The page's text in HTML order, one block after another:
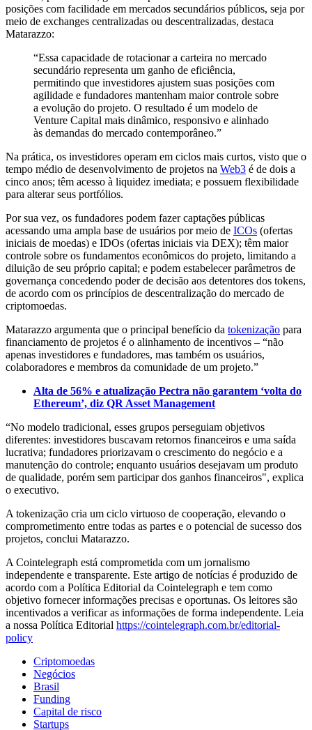
posições com facilidade em mercados secundários públicos, seja por
meio de exchanges centralizadas ou descentralizadas, destaca
Matarazzo:
“Essa capacidade de rotacionar a carteira no mercado
secundário representa um ganho de eficiência,
permitindo que investidores ajustem suas posições com
agilidade e fundadores mantenham maior controle sobre
a evolução do projeto. O resultado é um modelo de
Venture Capital mais dinâmico, responsivo e alinhado
às demandas do mercado contemporâneo.”
Na prática, os investidores operam em ciclos mais curtos, visto que o
tempo médio de desenvolvimento de projetos na Web3 é de dois a
cinco anos; têm acesso à liquidez imediata; e possuem flexibilidade
para alterar seus portfólios.
Por sua vez, os fundadores podem fazer captações públicas
acessando uma ampla base de usuários por meio de ICOs (ofertas
iniciais de moedas) e IDOs (ofertas iniciais via DEX); têm maior
controle sobre os fundamentos econômicos do projeto, limitando a
diluição de seu próprio capital; e podem estabelecer parâmetros de
governança concedendo poder de decisão aos detentores dos tokens,
de acordo com os princípios de descentralização do mercado de
criptomoedas.
Matarazzo argumenta que o principal benefício da tokenização para
financiamento de projetos é o alinhamento de incentivos – “não
apenas investidores e fundadores, mas também os usuários,
colaboradores e membros da comunidade de um projeto.”
Alta de 56% e atualização Pectra não garantem ‘volta do
Ethereum’, diz QR Asset Management
“No modelo tradicional, esses grupos perseguiam objetivos
diferentes: investidores buscavam retornos financeiros e uma saída
lucrativa; fundadores priorizavam o crescimento do negócio e a
manutenção do controle; enquanto usuários desejavam um produto
de qualidade, porém sem participar dos ganhos financeiros", explica
o executivo.
A tokenização cria um ciclo virtuoso de cooperação, elevando o
comprometimento entre todas as partes e o potencial de sucesso dos
projetos, conclui Matarazzo.
A Cointelegraph está comprometida com um jornalismo
independente e transparente. Este artigo de notícias é produzido de
acordo com a Política Editorial da Cointelegraph e tem como
objetivo fornecer informações precisas e oportunas. Os leitores são
incentivados a verificar as informações de forma independente. Leia
a nossa Política Editorial https://cointelegraph.com.br/editorial-
policy
Criptomoedas
Negócios
Brasil
Funding
Capital de risco
Startups